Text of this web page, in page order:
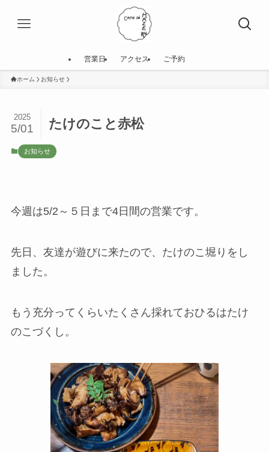
営業日 アクセス ご予約
ホーム お知らせ
たけのこと赤松
2025
5/01
お知らせ
今週は5/2～５日まで4日間の営業です。
先日、友達が遊びに来たので、たけのこ堀りをし
ました。
もう充分ってくらいたくさん採れておひるはたけ
のこづくし。